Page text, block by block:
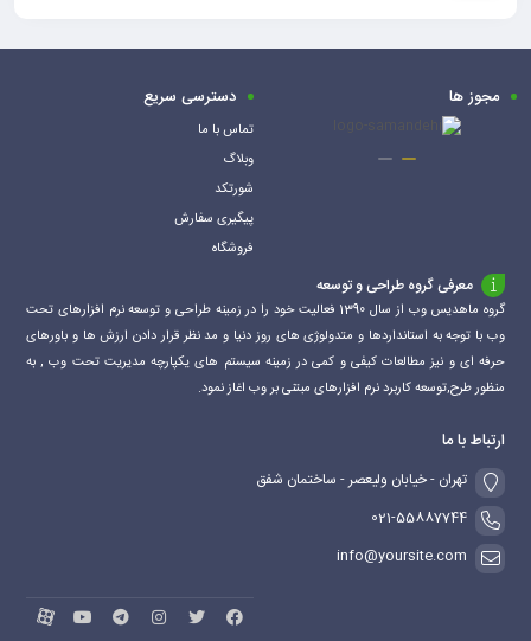
مجوز ها دسترسی سریع
تماس با ما
وبلاگ
شورتکد
پیگیری سفارش
فروشگاه
معرفی گروه طراحی و توسعه
گروه ماهدیس وب از سال 1390 فعالیت خود را در زمینه طراحی و توسعه نرم افزارهای تحت
وب با توجه به استانداردها و متدولوژی های روز دنیا و مد نظر قرار دادن ارزش ها و باورهای
حرفه ای و نیز مطالعات کیفی و کمی در زمینه سیستم های یکپارچه مدیریت تحت وب , به
منظور طرح,توسعه کاربرد نرم افزارهای مبتنی بر وب اغاز نمود.
ارتباط با ما
تهران - خیابان ولیعصر - ساختمان شفق
021-55887744
info@yoursite.com